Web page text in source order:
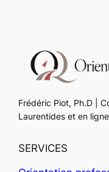
Frédéric Piot, Ph.D |
Laurentides et en ligne
SERVICES